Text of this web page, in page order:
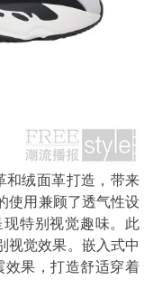
和绒面革打造，带来
使用兼顾了透气性设
特别视觉趣味。此
视觉效果。嵌入式中
效果，打造舒适穿着